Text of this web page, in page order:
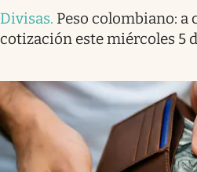
Divisas. Peso colombiano: a
cotización este miércoles 5